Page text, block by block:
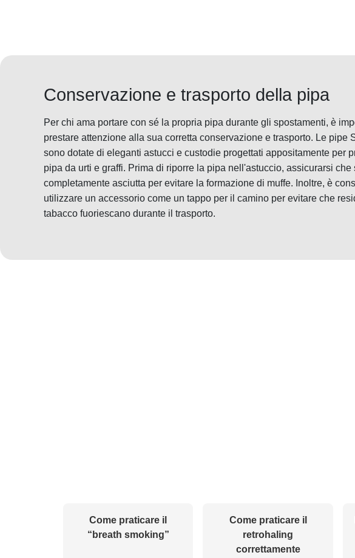
Conservazione e trasporto della pipa
Per chi ama portare con sé la propria pipa durante gli spostamenti, è
prestare attenzione alla sua corretta conservazione e trasporto. Le pipe
sono dotate di eleganti astucci e custodie progettati appositamente per
pipa da urti e graffi. Prima di riporre la pipa nell'astuccio, assicurarsi che
completamente asciutta per evitare la formazione di muffe. Inoltre, è
utilizzare un accessorio come un tappo per il camino per evitare che
tabacco fuoriescano durante il trasporto.
Come praticare il
“breath smoking”
Come praticare il
retrohaling
correttamente